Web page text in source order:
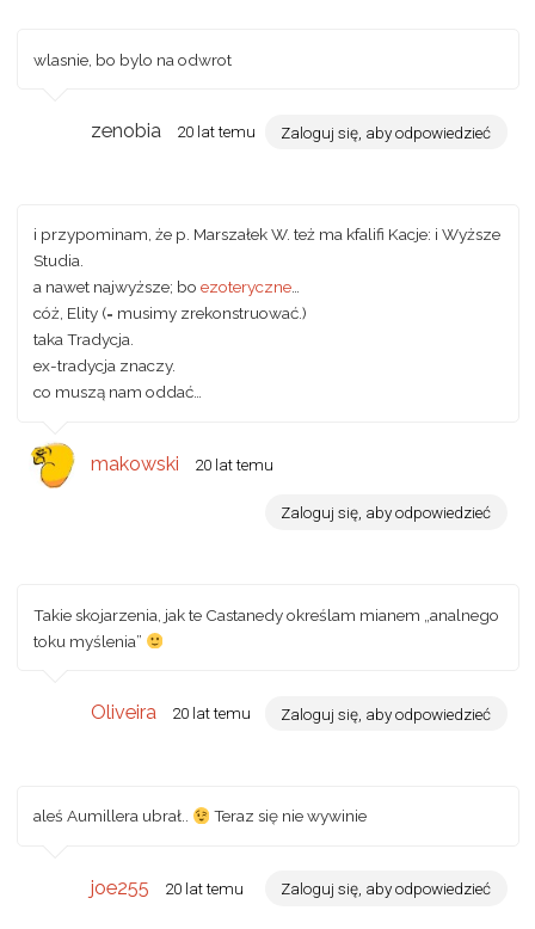
wlasnie, bo bylo na odwrot
zenobia 20 lat temu Zaloguj się, aby odpowiedzieć
i przypominam, że p. Marszałek W. też ma kfalifi Kacje: i Wyższe
Studia.
a nawet najwyższe; bo ezoteryczne…
cóż, Elity (= musimy zrekonstruować.)
taka Tradycja.
ex-tradycja znaczy.
co muszą nam oddać…
makowski 20 lat temu
Zaloguj się, aby odpowiedzieć
Takie skojarzenia, jak te Castanedy określam mianem „analnego
toku myślenia”
Oliveira 20 lat temu Zaloguj się, aby odpowiedzieć
aleś Aumillera ubrał.. Teraz się nie wywinie
joe255 20 lat temu Zaloguj się, aby odpowiedzieć